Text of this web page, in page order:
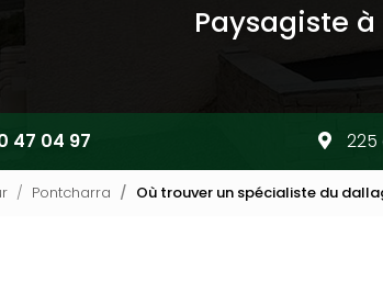
Paysagiste
47 04 97 225
Pontcharra Où trouver un spécialiste du